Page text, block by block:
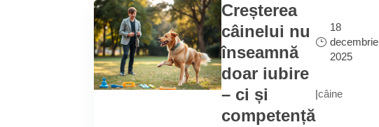
Creșterea
câinelui nu
înseamnă
doar iubire
– ci și
competență
18
decembrie
2025
|câine